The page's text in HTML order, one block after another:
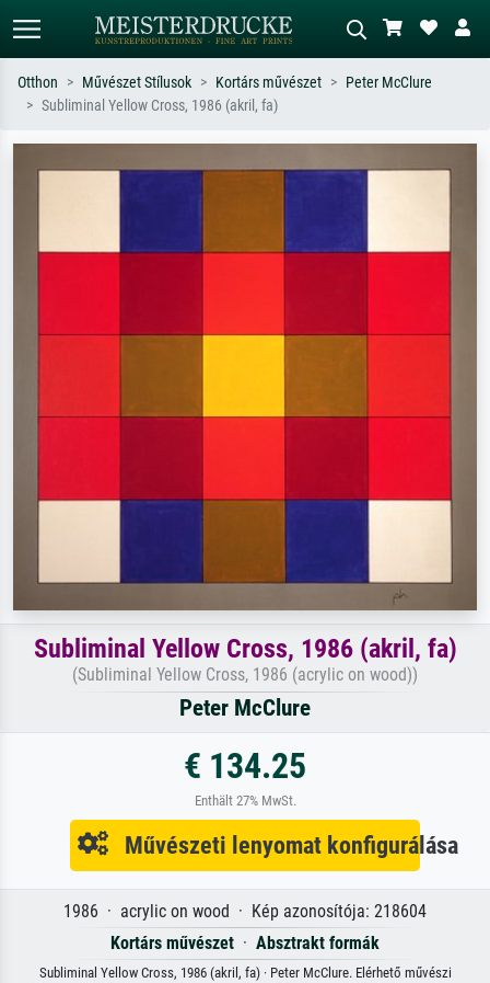
piros absztrakt, sötét olajkép, álló akt
Otthon Művészet Stílusok Kortárs művészet
Peter McClure
Subliminal Yellow Cross, 1986 (akril, fa)
Subliminal Yellow Cross, 1986 (akril, fa)
(Subliminal Yellow Cross, 1986 (acrylic on wood))
Peter McClure
€ 134.25
Enthält 27% MwSt.
Művészeti lenyomat konfigurálása
1986 · acrylic on wood · Kép azonosítója: 218604
Kortárs művészet · Absztrakt formák
Subliminal Yellow Cross, 1986 (akril, fa) · Peter McClure. Elérhető művészi